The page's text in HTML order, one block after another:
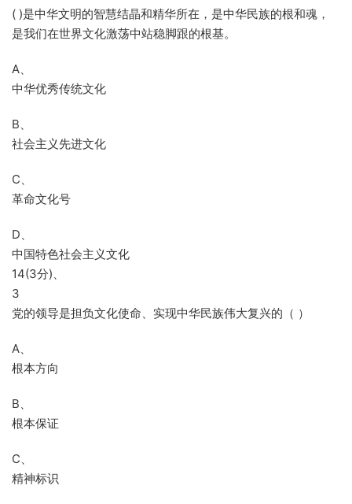
( )是中华文明的智慧结晶和精华所在，是中华民族的根和魂，
是我们在世界文化激荡中站稳脚跟的根基。
A、
中华优秀传统文化
B、
社会主义先进文化
C、
革命文化号
D、
中国特色社会主义文化
14(3分)、
3
党的领导是担负文化使命、实现中华民族伟大复兴的（ ）
A、
根本方向
B、
根本保证
C、
精神标识